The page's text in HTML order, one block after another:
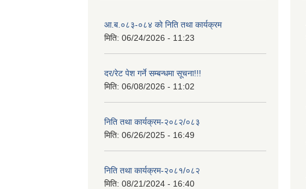
आ.ब.०८३-०८४ काे निति तथा कार्यक्रम
मिति: 06/24/2026 - 11:23
दर/रेट पेश गर्ने सम्बन्धमा सूचना!!!
मिति: 06/08/2026 - 11:02
निति तथा कार्यक्रम-२०८२/०८३
मिति: 06/26/2025 - 16:49
निति तथा कार्यक्रम-२०८१/०८२
मिति: 08/21/2024 - 16:40